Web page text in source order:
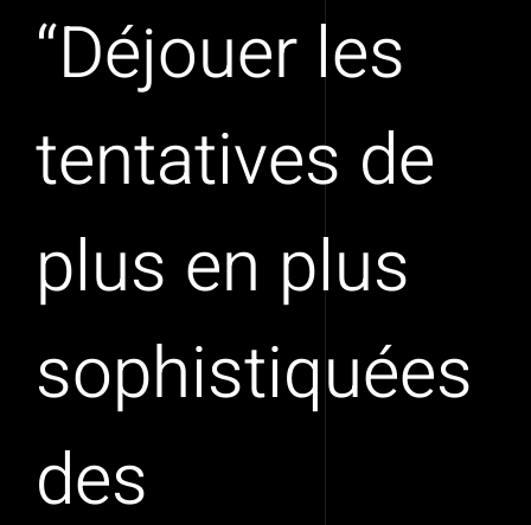
“Déjouer les
tentatives de
plus en plus
sophistiquées
des